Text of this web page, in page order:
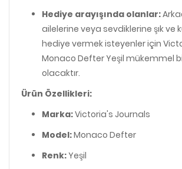
Hediye arayışında olanlar:
ailelerine veya sevdiklerine şık ve
hediye vermek isteyenler için
Monaco Defter Yeşil mükemmel
olacaktır.
Ürün Özellikleri:
Marka:Victoria's Journals
Model:Monaco Defter
Renk:Yeşil